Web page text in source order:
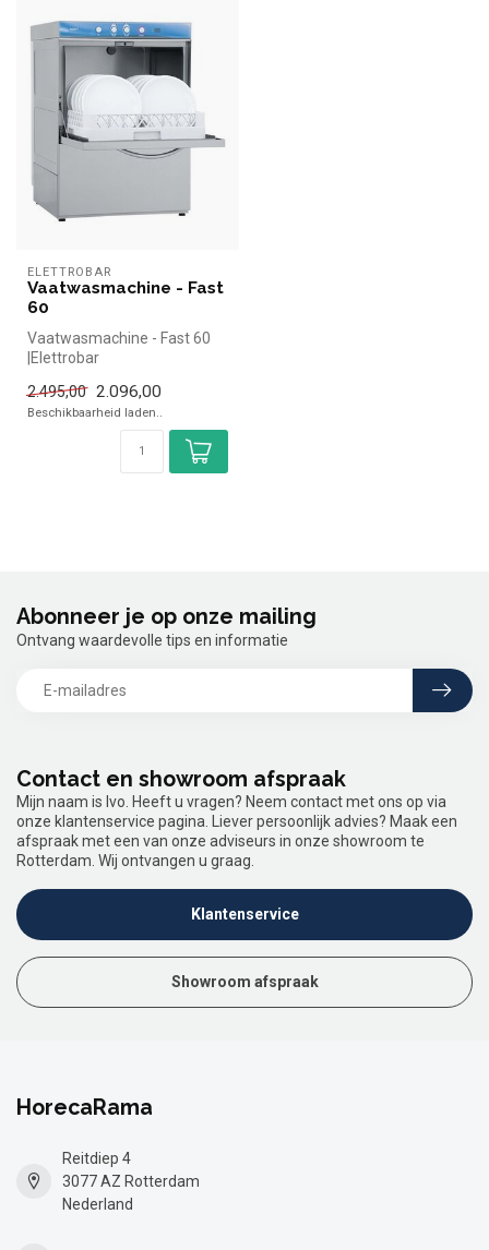
ELETTROBAR
Vaatwasmachine - Fast
60
Vaatwasmachine - Fast 60
|Elettrobar
snel kopen voor i...
2.495,00 2.096,00
Beschikbaarheid laden..
Contact en showroom afspraak
Mijn naam is Ivo. Heeft u vragen? Neem contact met ons op via
onze klantenservice pagina. Liever persoonlijk advies? Maak een
afspraak met een van onze adviseurs in onze showroom te
Rotterdam. Wij ontvangen u graag.
Klantenservice
Showroom afspraak
Abonneer je op onze mailing
Ontvang waardevolle tips en informatie
HorecaRama
Reitdiep 4
3077 AZ Rotterdam
Nederland